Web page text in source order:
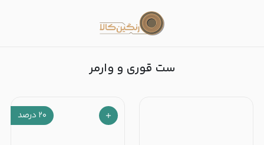
ست قوری و وارمر
۲۰ درصد